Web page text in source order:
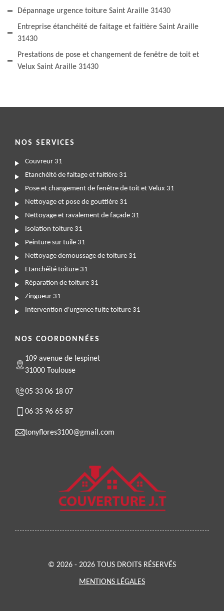
Dépannage urgence toiture Saint Araille 31430
Entreprise étanchéité de faitage et faitière Saint Araille
31430
Prestations de pose et changement de fenêtre de toit et
Velux Saint Araille 31430
NOS SERVICES
Couvreur 31
Etanchéité de faitage et faitière 31
Pose et changement de fenêtre de toit et Velux 31
Nettoyage et pose de gouttière 31
Nettoyage et ravalement de façade 31
Isolation toiture 31
Peinture sur tuile 31
Nettoyage demoussage de toiture 31
Etanchéité toiture 31
Réparation de toiture 31
Zingueur 31
Intervention d'urgence fuite toiture 31
NOS COORDONNÉES
109 avenue de lespinet
31000 Toulouse
05 33 06 18 07
06 35 96 65 87
tonyflores3100@gmail.com
© 2026 - 2026 TOUS DROITS RÉSERVÉS
MENTIONS LÉGALES